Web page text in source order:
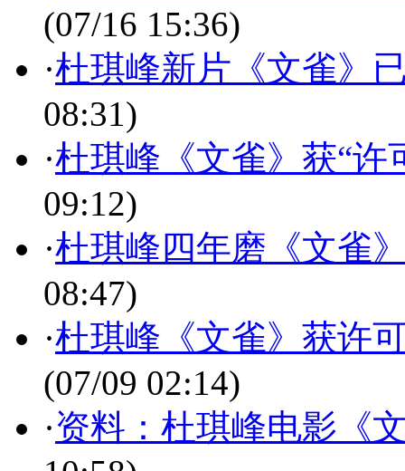
(07/16 15:36)
·杜琪峰新片《文雀》
08:31)
·杜琪峰《文雀》获“许
09:12)
·杜琪峰四年磨《文雀
08:47)
·杜琪峰《文雀》获许
(07/09 02:14)
·资料：杜琪峰电影《